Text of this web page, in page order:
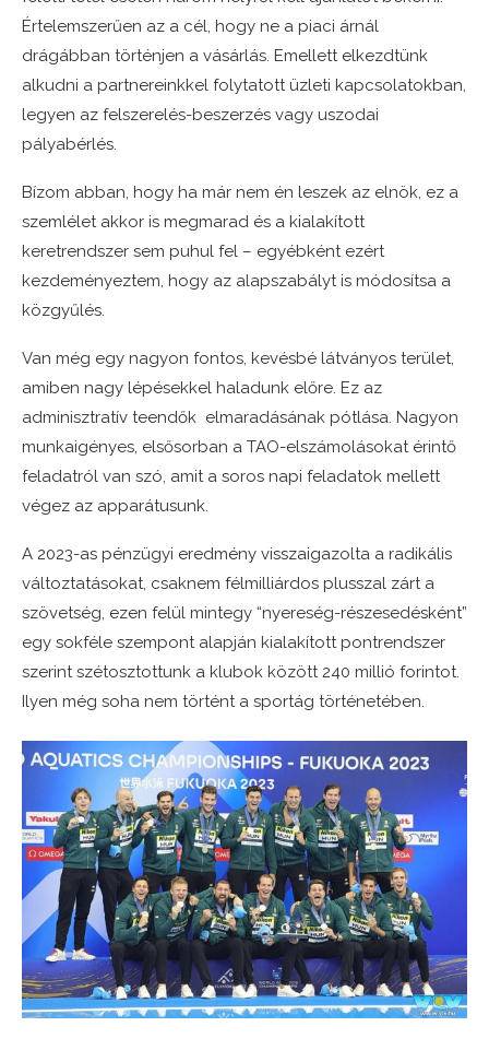
Értelemszerűen az a cél, hogy ne a piaci árnál
drágábban történjen a vásárlás. Emellett elkezdtünk
alkudni a partnereinkkel folytatott üzleti kapcsolatokban,
legyen az felszerelés-beszerzés vagy uszodai
pályabérlés.
Bízom abban, hogy ha már nem én leszek az elnök, ez a
szemlélet akkor is megmarad és a kialakított
keretrendszer sem puhul fel – egyébként ezért
kezdeményeztem, hogy az alapszabályt is módosítsa a
közgyűlés.
Van még egy nagyon fontos, kevésbé látványos terület,
amiben nagy lépésekkel haladunk előre. Ez az
adminisztratív teendők elmaradásának pótlása. Nagyon
munkaigényes, elsősorban a TAO-elszámolásokat érintő
feladatról van szó, amit a soros napi feladatok mellett
végez az apparátusunk.
A 2023-as pénzügyi eredmény visszaigazolta a radikális
változtatásokat, csaknem félmilliárdos plusszal zárt a
szövetség, ezen felül mintegy “nyereség-részesedésként”
egy sokféle szempont alapján kialakított pontrendszer
szerint szétosztottunk a klubok között 240 millió forintot.
Ilyen még soha nem történt a sportág történetében.